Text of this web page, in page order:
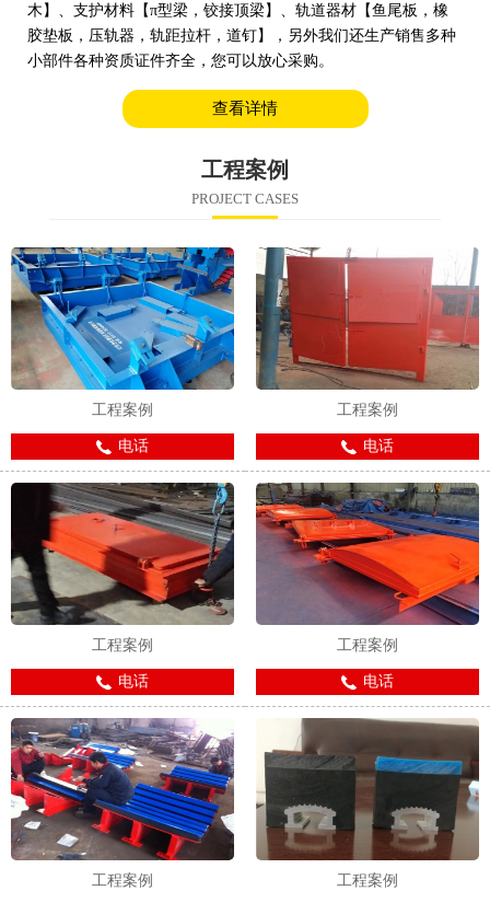
木】、支护材料【π型梁，铰接顶梁】、轨道器材【鱼尾板，橡
胶垫板，压轨器，轨距拉杆，道钉】，另外我们还生产销售多种
小部件各种资质证件齐全，您可以放心采购。
查看详情
工程案例
PROJECT CASES
工程案例
电话
工程案例
电话
工程案例
电话
工程案例
电话
工程案例 工程案例